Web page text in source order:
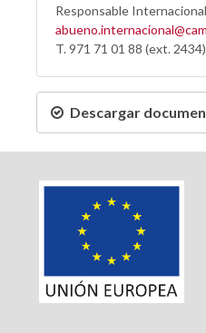
Responsable
T. 971 71 01 88 (ext. 2434)
Descargar